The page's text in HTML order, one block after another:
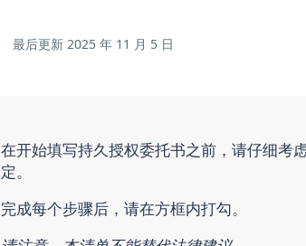
最后更新 2025 年 11 月 5 日
在开始填写持久授权委托书之前，请仔细考
定。
完成每个步骤后，请在方框内打勾。